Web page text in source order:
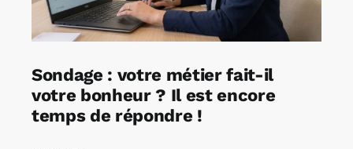
Sondage : votre métier fait-il
votre bonheur ? Il est encore
temps de répondre !